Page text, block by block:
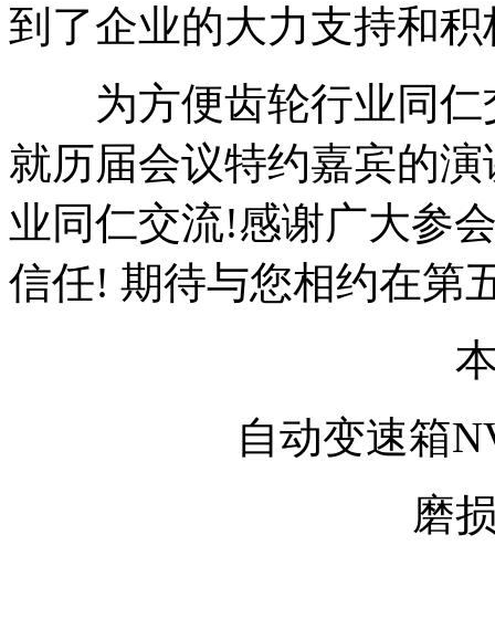
到了企业的大力支持和
为方便齿轮行业同仁
就历届会议特约嘉宾的
业同仁交流!感谢广大参
信任! 期待与您相约在第
自动变速箱
磨